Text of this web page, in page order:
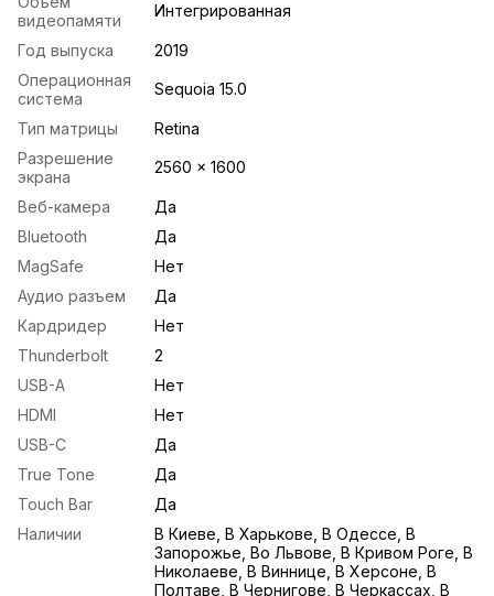
видеопамяти
Интегрированная
Год выпуска
2019
Операционная
система
Sequoia 15.0
Тип матрицы
Retina
Разрешение
экрана
2560 x 1600
Веб-камера
Да
Bluetooth
Да
MagSafe
Нет
Аудио разъем
Да
Кардридер
Нет
Thunderbolt
2
USB-A
Нет
HDMI
Нет
USB-С
Да
True Tone
Да
Touch Bar
Да
Наличии
В Киеве, В Харькове, В Одессе, В
Запорожье, Во Львове, В Кривом Роге, В
Николаеве, В Виннице, В Херсоне, В
Полтаве, В Чернигове, В Черкассах, В